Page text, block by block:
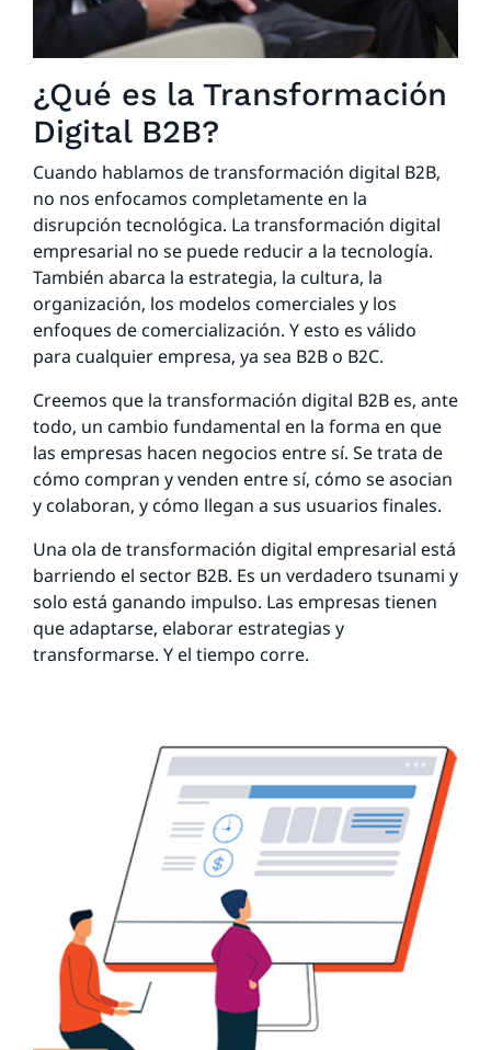
¿Qué es la Transformación
Digital B2B?
Cuando hablamos de transformación digital B2B,
no nos enfocamos completamente en la
disrupción tecnológica. La transformación digital
empresarial no se puede reducir a la tecnología.
También abarca la estrategia, la cultura, la
organización, los modelos comerciales y los
enfoques de comercialización. Y esto es válido
para cualquier empresa, ya sea B2B o B2C.
Creemos que la transformación digital B2B es, ante
todo, un cambio fundamental en la forma en que
las empresas hacen negocios entre sí. Se trata de
cómo compran y venden entre sí, cómo se asocian
y colaboran, y cómo llegan a sus usuarios finales.
Una ola de transformación digital empresarial está
barriendo el sector B2B. Es un verdadero tsunami y
solo está ganando impulso. Las empresas tienen
que adaptarse, elaborar estrategias y
transformarse. Y el tiempo corre.